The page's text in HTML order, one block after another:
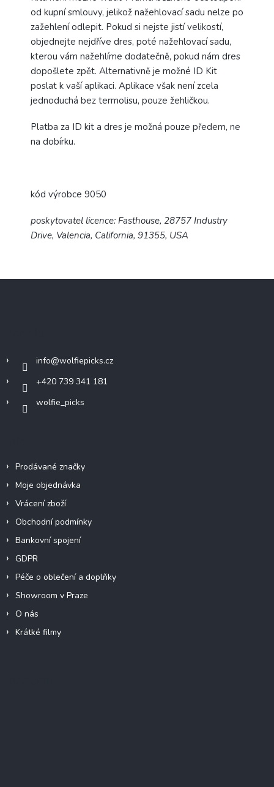
od kupní smlouvy, jelikož nažehlovací sadu nelze po
zažehlení odlepit. Pokud si nejste jistí velikostí,
objednejte nejdříve dres, poté nažehlovací sadu,
kterou vám nažehlíme dodatečně, pokud nám dres
dopošlete zpět. Alternativně je možné ID Kit
poslat k vaší aplikaci. Aplikace však není zcela
jednoduchá bez termolisu, pouze žehličkou.
Platba za ID kit a dres je možná pouze předem, ne
na dobírku.
kód výrobce 9050
poskytovatel licence: Fasthouse, 28757 Industry
Drive, Valencia, California, 91355, USA
info@wolfiepicks.cz
+420 739 341 181
wolfie_picks
Prodávané značky
Moje objednávka
Vrácení zboží
Obchodní podmínky
Bankovní spojení
GDPR
Péče o oblečení a doplňky
Showroom v Praze
O nás
Krátké filmy